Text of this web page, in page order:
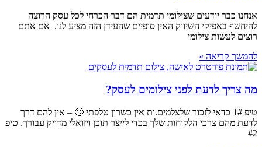
אנחנו כבר יודעים שצילומי תדמית הם דבר הכרחי לכל עסק הרוצה
להיחשף באפיקי השיווק האין סופיים שהעידן הזה מציע לנו. אם אתם
רוצים לעשות צילומי
להמשך קריאה »
מה צריך לדעת לפני צילומים לעסק?
טיפ 1# כדאי לזכור שלצלמים.ות אין כשרון טלפתי 🙂 – אין להם דרך
לדעת מהם צרכי הלקוחות שלך בכדי לייצר תוכן ויזואלי מדויק עבורך. טיפ
#2